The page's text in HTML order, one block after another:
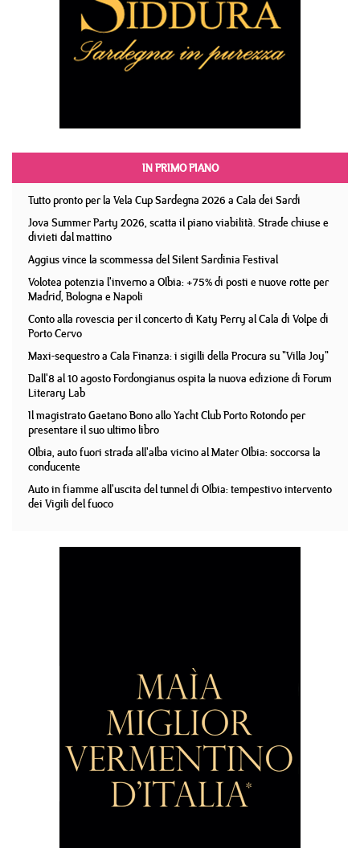
IN PRIMO PIANO
Tutto pronto per la Vela Cup Sardegna 2026 a Cala dei Sardi
Jova Summer Party 2026, scatta il piano viabilità. Strade chiuse e
divieti dal mattino
Aggius vince la scommessa del Silent Sardinia Festival
Volotea potenzia l'inverno a Olbia: +75% di posti e nuove rotte per
Madrid, Bologna e Napoli
Conto alla rovescia per il concerto di Katy Perry al Cala di Volpe di
Porto Cervo
Maxi-sequestro a Cala Finanza: i sigilli della Procura su "Villa Joy"
Dall'8 al 10 agosto Fordongianus ospita la nuova edizione di Forum
Literary Lab
Il magistrato Gaetano Bono allo Yacht Club Porto Rotondo per
presentare il suo ultimo libro
Olbia, auto fuori strada all'alba vicino al Mater Olbia: soccorsa la
conducente
Auto in fiamme all'uscita del tunnel di Olbia: tempestivo intervento
dei Vigili del fuoco